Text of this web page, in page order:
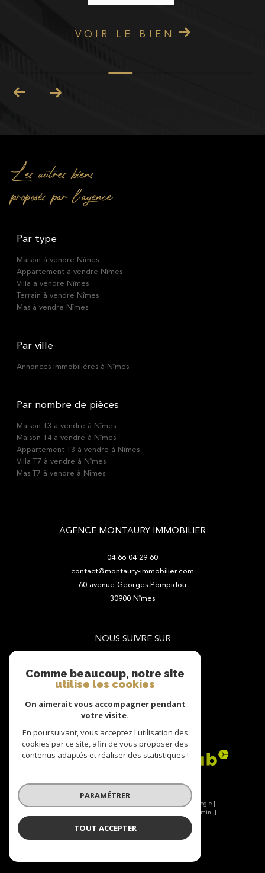
VOIR LE BIEN
Les autres biens
proposés par l'agence
Par type
Maison à vendre Nîmes
Appartement à vendre Nîmes
Villa à vendre Nîmes
Terrain à vendre Nîmes
Mas à vendre Nîmes
Par ville
Annonces Immobilières à Nîmes
Par nombre de pièces
Maison T3 à vendre à Nîmes
Maison T4 à vendre à Nîmes
Appartement T3 à vendre à Nîmes
Villa T7 à vendre à Nîmes
Mas T7 à vendre à Nîmes
AGENCE MONTAURY IMMOBILIER
04 66 04 29 60
contact@montaury-immobilier.com
60 avenue Georges Pompidou
30900
Nîmes
NOUS SUIVRE SUR
ADHÉRENTS
© 2026 | Tous droits réservés | Traduction powered by Google |
Admin
Comme beaucoup, notre site
utilise les cookies
On aimerait vous accompagner pendant
votre visite.
En poursuivant, vous acceptez l'utilisation des
cookies par ce site, afin de vous proposer des
contenus adaptés et réaliser des statistiques !
PARAMÉTRER
TOUT ACCEPTER